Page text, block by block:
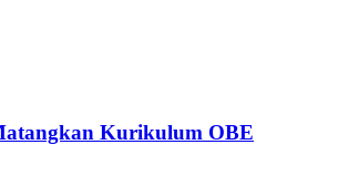
Kurikulum OBE